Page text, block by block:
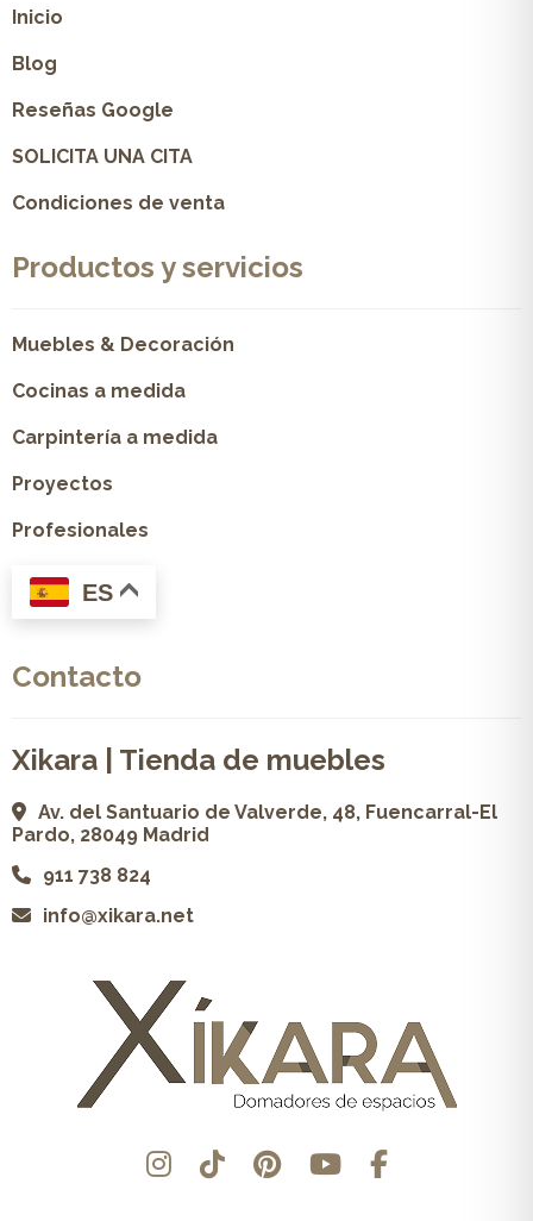
Inicio
Blog
Reseñas Google
SOLICITA UNA CITA
Condiciones de venta
Productos y servicios
Muebles & Decoración
Cocinas a medida
Carpintería a medida
Proyectos
Profesionales
ES
Contacto
Xikara | Tienda de muebles
Av. del Santuario de Valverde, 48, Fuencarral-El
Pardo, 28049 Madrid
911 738 824
info@xikara.net